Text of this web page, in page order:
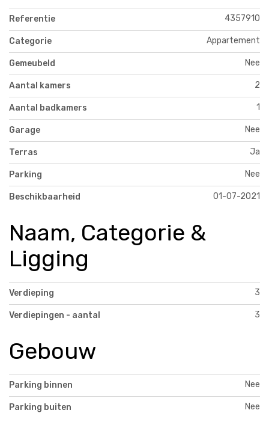
Referentie 4357910
Categorie Appartement
Gemeubeld Nee
Aantal kamers 2
Aantal badkamers 1
Garage Nee
Terras Ja
Parking Nee
Beschikbaarheid 01-07-2021
Naam, Categorie &
Ligging
Verdieping 3
Verdiepingen - aantal 3
Gebouw
Parking binnen Nee
Parking buiten Nee